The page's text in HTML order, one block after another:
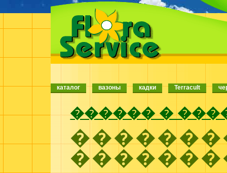
каталог вазоны кадки Terracult
������ �